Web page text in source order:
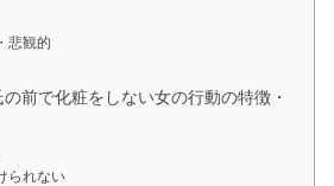
悲観的
の前で化粧をしない女の行動の特徴・
られない